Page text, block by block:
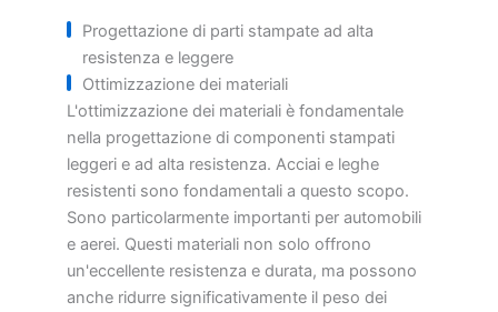
Progettazione di parti stampate ad alta
resistenza e leggere
Ottimizzazione dei materiali
L'ottimizzazione dei materiali è fondamentale
nella progettazione di componenti stampati
leggeri e ad alta resistenza. Acciai e leghe
resistenti sono fondamentali a questo scopo.
Sono particolarmente importanti per automobili
e aerei. Questi materiali non solo offrono
un'eccellente resistenza e durata, ma possono
anche ridurre significativamente il peso dei